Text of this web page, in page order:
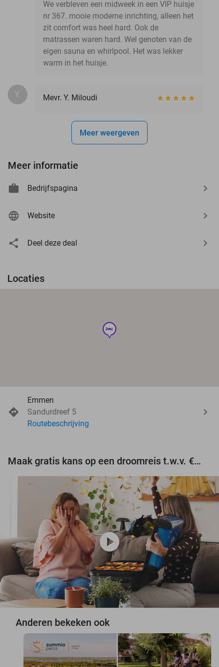
We verbleven een midweek in een VIP huisje
nr 367. mooie moderne inrichting, alleen het
zit comfort was heel hard. Ook de
matrassen waren hard. Wel genoten van de
eigen sauna en whirlpool. Het was lekker
warm in het huisje.
Y. Mevr. Y. Miloudi
Meer weergeven
Meer informatie
Bedrijfspagina
Website
Deel deze deal
Locaties
hotel
Emmen
Sandurdreef 5
Routebeschrijving
Maak gratis kans op een droomreis t.w.v. €3.000!
play_circle
Anderen bekeken ook